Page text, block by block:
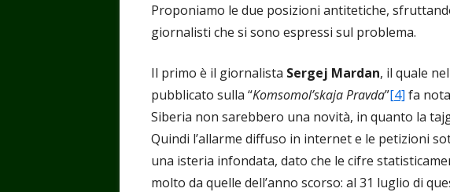
Proponiamo le due posizioni antitetiche,
giornalisti che si sono espressi sul problema.
Il primo è il giornalista Sergej Mardan, il quale
pubblicato sulla “Komsomol’skaja Pravda”[4] fa
Siberia non sarebbero una novità, in quanto la
Quindi l’allarme diffuso in internet e le petizioni
una isteria infondata, dato che le cifre
molto da quelle dell’anno scorso: al 31 luglio di